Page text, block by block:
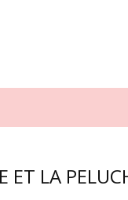
ET LA